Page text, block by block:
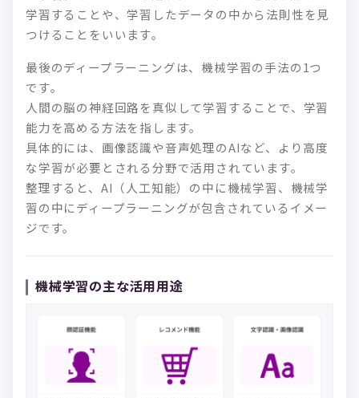
学習することや、学習したデータの中から法則性を見
つけることをいいます。
最後のディープラーニングは、機械学習の手法の1つ
です。
人間の脳の神経回路を真似して学習することで、学習
能力を高める方法を指します。
具体的には、画像認識や音声処理のAIなど、より高度
な学習が必要とされる分野で活用されています。
整理すると、AI（人工知能）の中に機械学習、機械学
習の中にディープラーニングが包含されているイメー
ジです。
機械学習の主な活用用途